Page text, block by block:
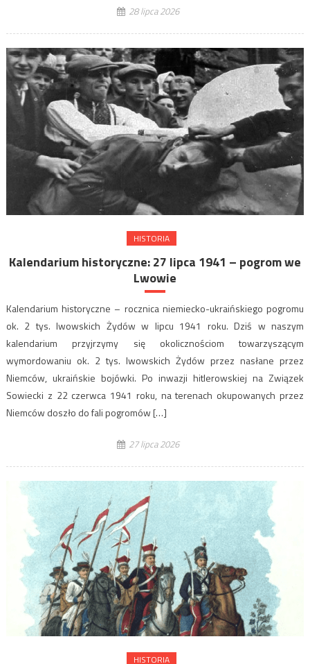
28 lipca 2026
HISTORIA
Kalendarium historyczne: 27 lipca 1941 – pogrom we
Lwowie
Kalendarium historyczne – rocznica niemiecko-ukraińskiego pogromu
ok. 2 tys. lwowskich Żydów w lipcu 1941 roku. Dziś w naszym
kalendarium przyjrzymy się okolicznościom towarzyszącym
wymordowaniu ok. 2 tys. lwowskich Żydów przez nasłane przez
Niemców, ukraińskie bojówki. Po inwazji hitlerowskiej na Związek
Sowiecki z 22 czerwca 1941 roku, na terenach okupowanych przez
Niemców doszło do fali pogromów […]
27 lipca 2026
HISTORIA